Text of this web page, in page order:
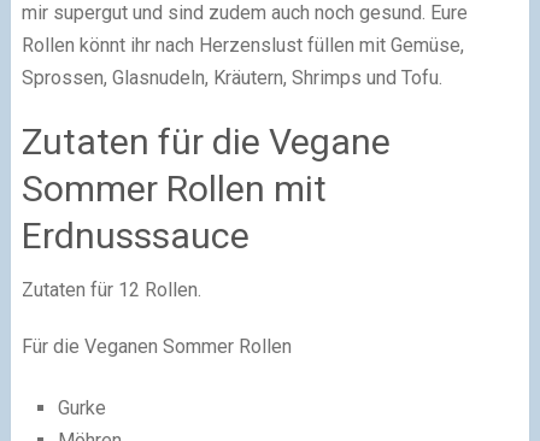
mir supergut und sind zudem auch noch gesund. Eure
Rollen könnt ihr nach Herzenslust füllen mit Gemüse,
Sprossen, Glasnudeln, Kräutern, Shrimps und Tofu.
Zutaten für die Vegane
Sommer Rollen mit
Erdnusssauce
Zutaten für 12 Rollen.
Für die Veganen Sommer Rollen
Gurke